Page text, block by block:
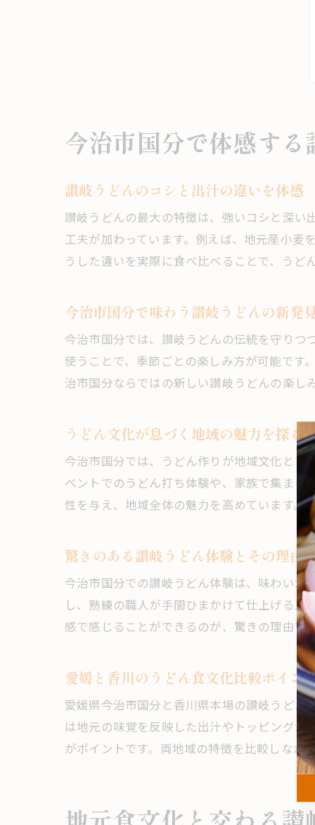
今治市国分で体感する
讃岐うどんのコシと出汁の違いを体感
讃岐うどんの最大の特徴は、強いコシと深
工夫が加わっています。例えば、地元産小麦
うした違いを実際に食べ比べることで、うど
今治市国分で味わう讃岐うどんの新発
今治市国分では、讃岐うどんの伝統を守り
使うことで、季節ごとの楽しみ方が可能です
治市国分ならではの新しい讃岐うどんの楽し
うどん文化が息づく地域の魅力を探る
今治市国分では、うどん作りが地域文化とし
ベントでのうどん打ち体験や、家族で集ま
性を与え、地域全体の魅力を高めています。
驚きのある讃岐うどん体験とその理由
今治市国分での讃岐うどん体験は、味わい
し、熟練の職人が手間ひまかけて仕上げる
感で感じることができるのが、驚きの理由で
愛媛と香川のうどん食文化比較ポイン
愛媛県今治市国分と香川県本場の讃岐うど
は地元の味覚を反映した出汁やトッピング
がポイントです。両地域の特徴を比較しなが